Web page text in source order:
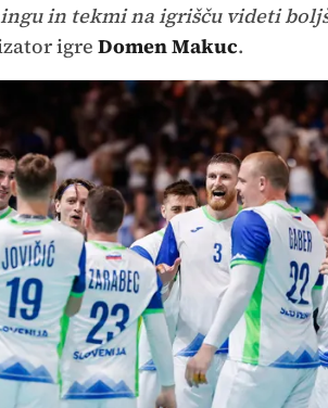
in tekmi na igrišču videti
igre Domen Makuc.